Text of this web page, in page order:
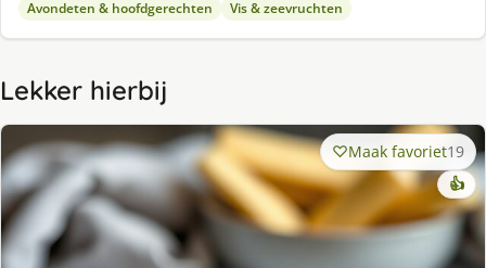
Avondeten & hoofdgerechten Vis & zeevruchten
Lekker hierbij
Maak favoriet19
👍